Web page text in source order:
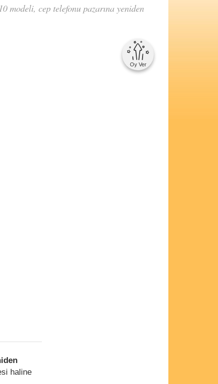
modeli, cep telefonu pazarına yeniden
Oy Ver
haline